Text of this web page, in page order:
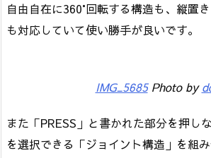
自由自在に360°回転する構造も、縦置
も対応していて使い勝手が良いです。
IMG_5685Photo by
また「PRESS」と書かれた部分を押し
を選択できる「ジョイント構造」を組